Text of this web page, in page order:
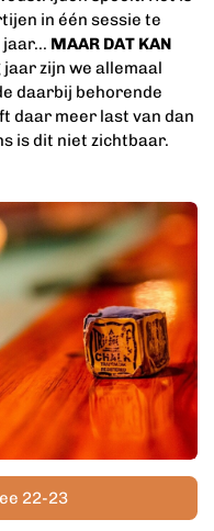
in één sessie te
MAAR DAT KAN
zijn we allemaal
daarbij behorende
daar meer last van dan
is dit niet zichtbaar.
22-23